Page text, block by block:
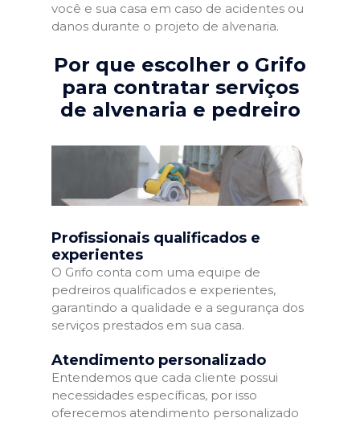
você e sua casa em caso de acidentes ou
danos durante o projeto de alvenaria.
Por que escolher o Grifo
para contratar serviços
de alvenaria e pedreiro
Profissionais qualificados e
experientes
O Grifo conta com uma equipe de
pedreiros qualificados e experientes,
garantindo a qualidade e a segurança dos
serviços prestados em sua casa.
Atendimento personalizado
Entendemos que cada cliente possui
necessidades específicas, por isso
oferecemos atendimento personalizado